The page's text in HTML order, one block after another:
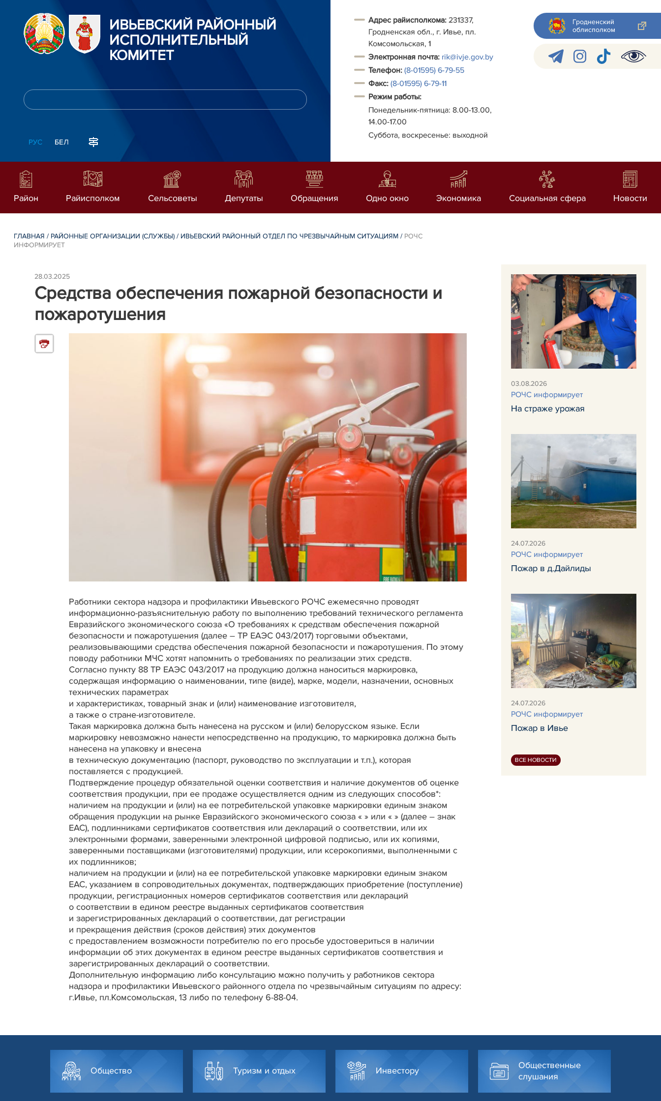
ИВЬЕВСКИЙ РАЙОННЫЙ
ИСПОЛНИТЕЛЬНЫЙ
КОМИТЕТ
РУС БЕЛ
Адрес райисполкома: 231337,
Гродненская обл., г. Ивье, пл.
Комсомольская, 1
Электронная почта: rik@ivje.gov.by
Телефон: (8-01595) 6-79-55
Факс: (8-01595) 6-79-11
Режим работы:
Понедельник-пятница: 8.00-13.00,
14.00-17.00
Суббота, воскресенье: выходной
Гродненский
облисполком
Район Райисполком Сельсоветы Депутаты Обращения Одно окно Экономика Социальная сфера Новости
ГЛАВНАЯ / РАЙОННЫЕ ОРГАНИЗАЦИИ (СЛУЖБЫ) / ИВЬЕВСКИЙ РАЙОННЫЙ ОТДЕЛ ПО ЧРЕЗВЫЧАЙНЫМ СИТУАЦИЯМ / РОЧС
ИНФОРМИРУЕТ
28.03.2025
Cредства обеспечения пожарной безопасности и
пожаротушения
Работники сектора надзора и профилактики Ивьевского РОЧС ежемесячно проводят
информационно-разъяснительную работу по выполнению требований технического регламента
Евразийского экономического союза «О требованиях к средствам обеспечения пожарной
безопасности и пожаротушения (далее – ТР ЕАЭС 043/2017) торговыми объектами,
реализовывающими средства обеспечения пожарной безопасности и пожаротушения. По этому
поводу работники МЧС хотят напомнить о требованиях по реализации этих средств.
Согласно пункту 88 ТР ЕАЭС 043/2017 на продукцию должна наноситься маркировка,
содержащая информацию о наименовании, типе (виде), марке, модели, назначении, основных
технических параметрах
и характеристиках, товарный знак и (или) наименование изготовителя,
а также о стране-изготовителе.
Такая маркировка должна быть нанесена на русском и (или) белорусском языке. Если
маркировку невозможно нанести непосредственно на продукцию, то маркировка должна быть
нанесена на упаковку и внесена
в техническую документацию (паспорт, руководство по эксплуатации и т.п.), которая
поставляется с продукцией.
Подтверждение процедур обязательной оценки соответствия и наличие документов об оценке
соответствия продукции, при ее продаже осуществляется одним из следующих способов*:
наличием на продукции и (или) на ее потребительской упаковке маркировки единым знаком
обращения продукции на рынке Евразийского экономического союза « » или « » (далее – знак
ЕАС), подлинниками сертификатов соответствия или деклараций о соответствии, или их
электронными формами, заверенными электронной цифровой подписью, или их копиями,
заверенными поставщиками (изготовителями) продукции, или ксерокопиями, выполненными с
их подлинников;
наличием на продукции и (или) на ее потребительской упаковке маркировки единым знаком
ЕАС, указанием в сопроводительных документах, подтверждающих приобретение (поступление)
продукции, регистрационных номеров сертификатов соответствия или деклараций
о соответствии в едином реестре выданных сертификатов соответствия
и зарегистрированных деклараций о соответствии, дат регистрации
и прекращения действия (сроков действия) этих документов
с предоставлением возможности потребителю по его просьбе удостовериться в наличии
информации об этих документах в едином реестре выданных сертификатов соответствия и
зарегистрированных деклараций о соответствии.
Дополнительную информацию либо консультацию можно получить у работников сектора
надзора и профилактики Ивьевского районного отдела по чрезвычайным ситуациям по адресу:
г.Ивье, пл.Комсомольская, 13 либо по телефону 6-88-04.
03.08.2026
РОЧС информирует
На страже урожая
24.07.2026
РОЧС информирует
Пожар в д.Дайлиды
24.07.2026
РОЧС информирует
Пожар в Ивье
ВСЕ НОВОСТИ
Общество Туризм и отдых Инвестору
Общественные
слушания